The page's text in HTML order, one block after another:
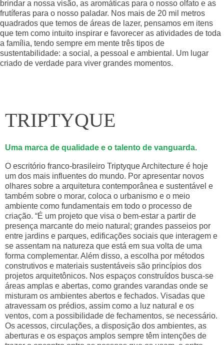
brindar a nossa visão, as aromáticas para o nosso olfato e as
frutíferas para o nosso paladar. Nos mais de 20 mil metros
quadrados que temos de áreas de lazer, pensamos em itens
que tem como intuito inspirar e favorecer as atividades de toda
a família, tendo sempre em mente três tipos de
sustentabilidade: a social, a pessoal e ambiental. Um lugar
criado de verdade para viver grandes momentos.
TRIPTYQUE
Uma marca de qualidade e o talento de vanguarda.
O escritório franco-brasileiro Triptyque Architecture é hoje
um dos mais influentes do mundo. Por apresentar novos
olhares sobre a arquitetura contemporânea e sustentável e
também sobre o morar, coloca o urbanismo e o meio
ambiente como fundamentais em todo o processo de
criação. “É um projeto que visa o bem-estar a partir de
presença marcante do meio natural; grandes passeios por
entre jardins e parques, edificações sociais que interagem e
se assentam na natureza que está em sua volta de uma
forma complementar. Além disso, a escolha por métodos
construtivos e materiais sustentáveis são princípios dos
projetos arquitetônicos. Nos espaços construídos busca-se
áreas amplas e abertas, como grandes varandas onde se
misturam os ambientes abertos e fechados. Visadas que
atravessam os prédios, assim como a luz natural e os
ventos, com a possibilidade de fechamentos, se necessário.
Os acessos, circulações, a disposição dos ambientes, as
aberturas e os espaços amplos sempre têm intenções de